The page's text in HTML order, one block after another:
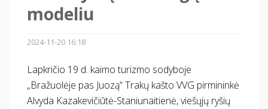
modeliu
2024-11-20 16:18
Lapkričio 19 d. kaimo turizmo sodyboje
„Bražuolėje pas Juozą“ Trakų kašto VVG pirmininkė
Alvyda Kazakevičiūtė-Staniunaitienė, viešųjų ryšių